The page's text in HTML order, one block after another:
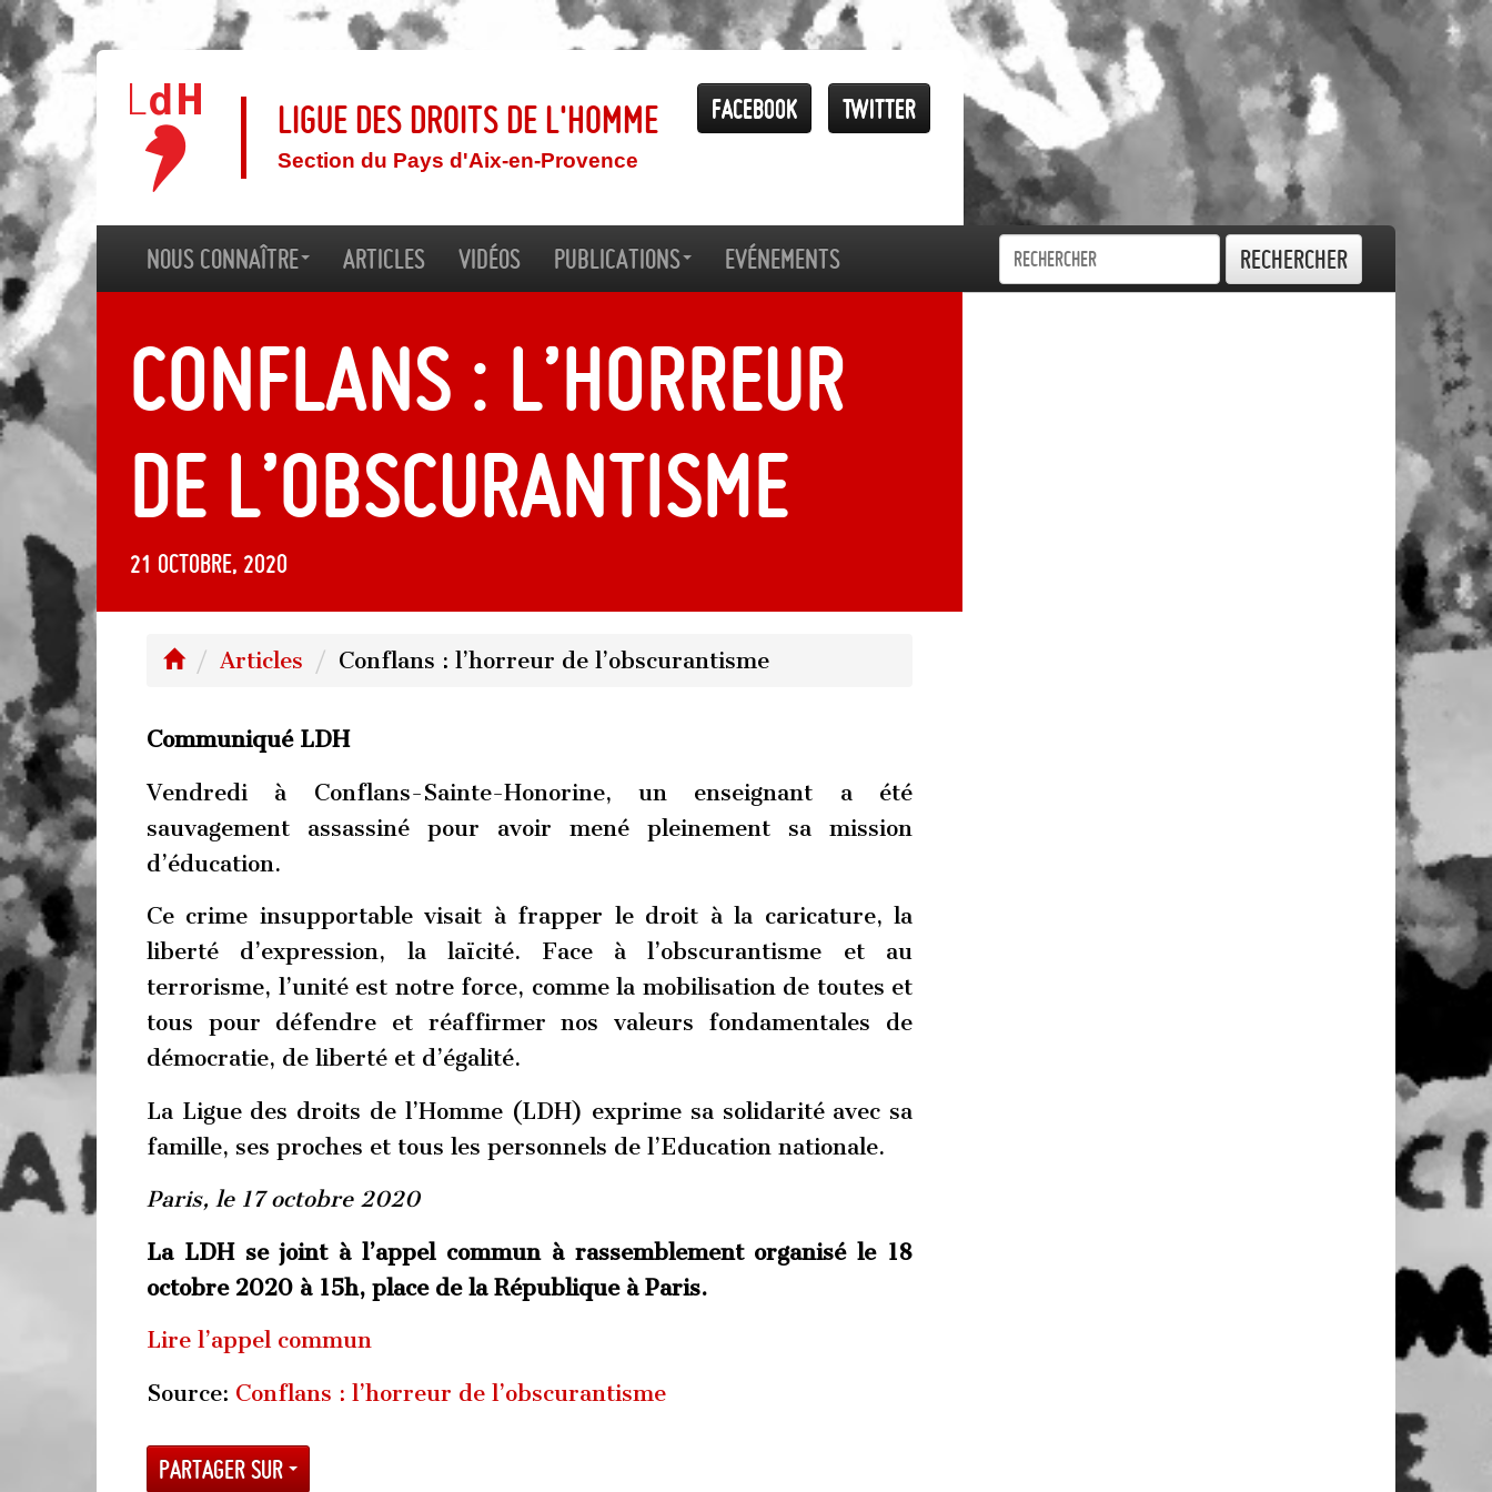
Twitter
Facebook
Ligue des droits de l'Homme
Section du Pays d'Aix-en-Provence
Nous connaître Articles Vidéos Publications Evénements Rechercher
Conflans : l’horreur
de l’obscurantisme
21 octobre, 2020
Articles Conflans : l’horreur de l’obscurantisme
Communiqué LDH
Vendredi à Conflans-Sainte-Honorine, un enseignant a été
sauvagement assassiné pour avoir mené pleinement sa mission
d’éducation.
Ce crime insupportable visait à frapper le droit à la caricature, la
liberté d’expression, la laïcité. Face à l’obscurantisme et au
terrorisme, l’unité est notre force, comme la mobilisation de toutes et
tous pour défendre et réaffirmer nos valeurs fondamentales de
démocratie, de liberté et d’égalité.
La Ligue des droits de l’Homme (LDH) exprime sa solidarité avec sa
famille, ses proches et tous les personnels de l’Education nationale.
Paris, le 17 octobre 2020
La LDH se joint à l’appel commun à rassemblement organisé le 18
octobre 2020 à 15h, place de la République à Paris.
Lire l’appel commun
Source: Conflans : l’horreur de l’obscurantisme
Partager sur